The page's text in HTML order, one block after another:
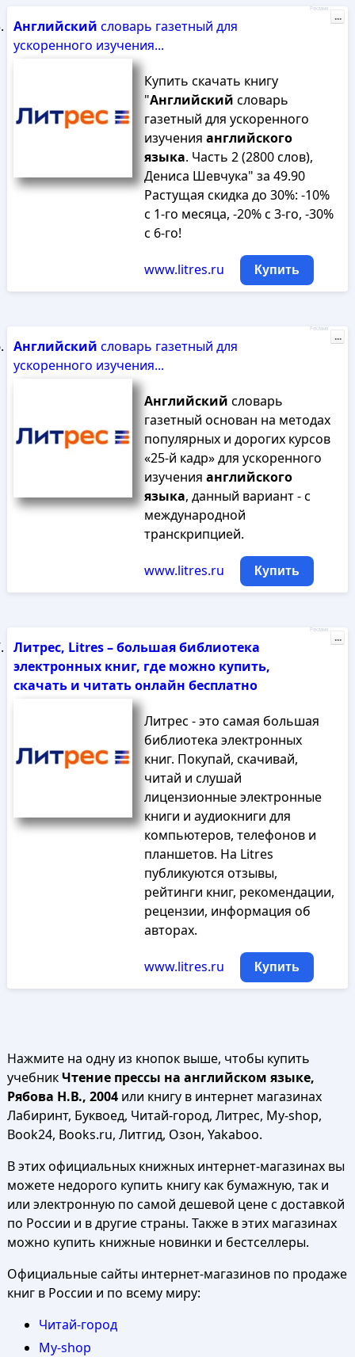
Английский словарь газетный для
ускоренного изучения...
Купить скачать книгу
"Английский словарь
газетный для ускоренного
изучения английского
языка. Часть 2 (2800 слов),
Дениса Шевчука" за 49.90
Растущая скидка до 30%: -10%
с 1-го месяца, -20% с 3-го, -30%
с 6-го!
www.litres.ru Купить
Реклама
...
Английский словарь газетный для
ускоренного изучения...
Английский словарь
газетный основан на методах
популярных и дорогих курсов
«25-й кадр» для ускоренного
изучения английского
языка, данный вариант - с
международной
транскрипцией.
www.litres.ru Купить
Реклама
...
Литрес, Litres – большая библиотека
электронных книг, где можно купить,
скачать и читать онлайн бесплатно
Литрес - это самая большая
библиотека электронных
книг. Покупай, скачивай,
читай и слушай
лицензионные электронные
книги и аудиокниги для
компьютеров, телефонов и
планшетов. На Litres
публикуются отзывы,
рейтинги книг, рекомендации,
рецензии, информация об
авторах.
www.litres.ru Купить
Реклама
...
Нажмите на одну из кнопок выше, чтобы купить
учебникЧтение прессы на английском языке,
Рябова Н.В., 2004или книгу в интернет магазинах
Лабиринт, Буквоед, Читай-город, Литрес, My-shop,
Book24, Books.ru, Литгид, Озон, Yakaboo.
В этих официальных книжных интернет-магазинах вы
можете недорого купить книгу как бумажную, так и
или электронную по самой дешевой цене с доставкой
по России и в другие страны. Также в этих магазинах
можно купить книжные новинки и бестселлеры.
Официальные сайты интернет-магазинов по продаже
книг в России и по всему миру:
Читай-город
My-shop